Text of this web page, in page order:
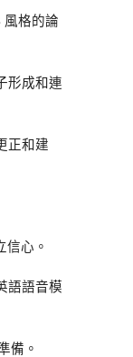
風格的論
形成和連
正和建
信心。
語語音模
備。